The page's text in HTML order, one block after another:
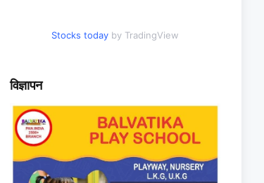
Stocks today by TradingView
विज्ञापन